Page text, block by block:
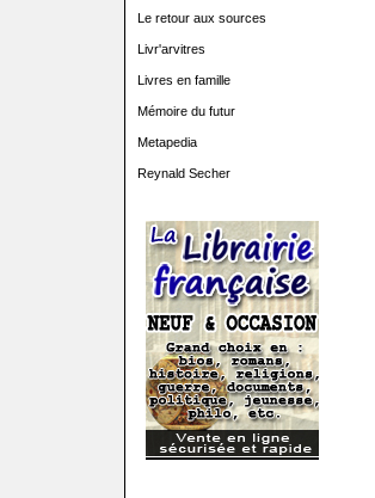
Le retour aux sources
Livr'arvitres
Livres en famille
Mémoire du futur
Metapedia
Reynald Secher